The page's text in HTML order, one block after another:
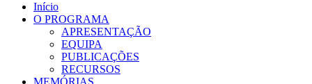
Início
O PROGRAMA
APRESENTAÇÃO
EQUIPA
PUBLICAÇÕES
RECURSOS
MEMÓRIAS